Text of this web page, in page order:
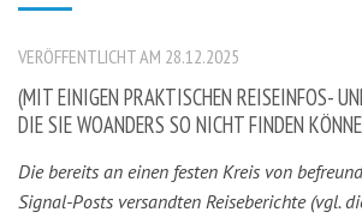
VERÖFFENTLICHT AM 28.12.2025
(MIT EINIGEN PRAKTISCHEN REISEINFOS-
DIE SIE WOANDERS SO NICHT FINDEN
Die bereits an einen festen Kreis von
Signal-Posts versandten Reiseberichte (vgl.